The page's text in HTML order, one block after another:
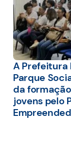
A Prefeitura
Parque
da
jovens pelo